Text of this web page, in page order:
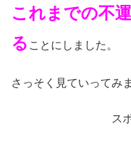
これまでの不
る ことにしました。
さっそく見ていってみ
ス